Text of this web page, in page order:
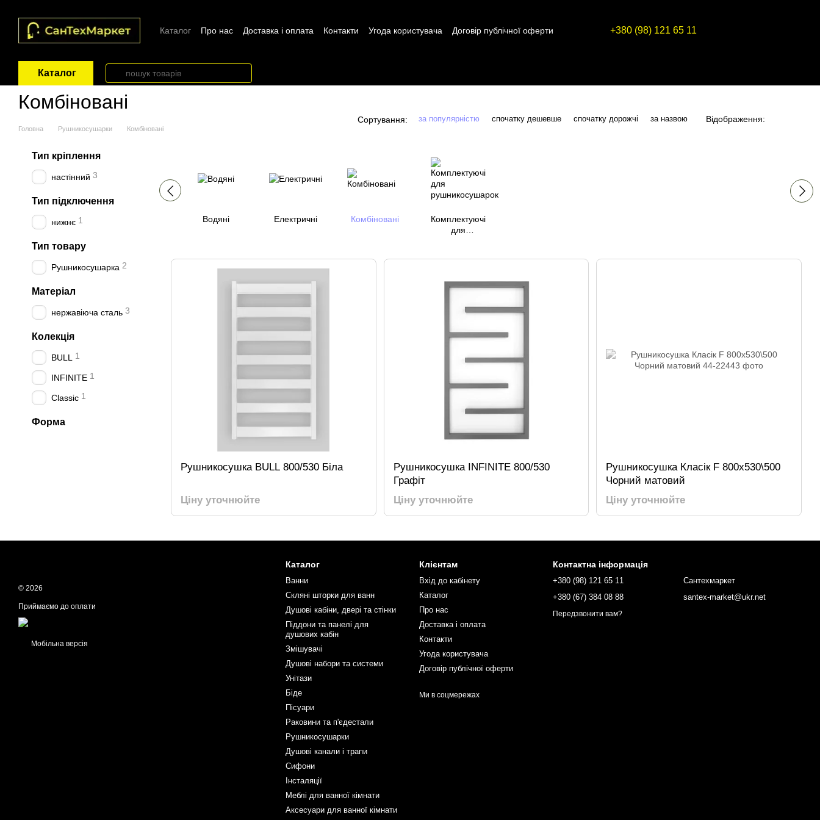
Каталог Про нас Доставка і оплата Контакти Угода користувача Договір публічної оферти +380 (98) 121 65 11
Каталог
Комбіновані
Головна Рушникосушарки Комбіновані
Сортування: за популярністю спочатку дешевше спочатку дорожчі за назвою Відображення:
Водяні Електричні Комбіновані
Комплектуючі
для
Рушникосушка BULL 800/530 Біла
Ціну уточнюйте
Рушникосушка INFINITE 800/530
Графіт
Ціну уточнюйте
Рушникосушка Класік F 800х530\500
Чорний матовий
Ціну уточнюйте
Тип кріплення
настінний 3
Тип підключення
нижнє 1
Тип товару
Рушникосушарка 2
Матеріал
нержавіюча сталь 3
Колекція
BULL 1
INFINITE 1
Classic 1
Форма
© 2026
Приймаємо до оплати
Мобільна версія
Каталог
Ванни
Скляні шторки для ванн
Душові кабіни, двері та стінки
Піддони та панелі для
душових кабін
Змішувачі
Душові набори та системи
Унітази
Біде
Пісуари
Раковини та п'єдестали
Рушникосушарки
Душові канали і трапи
Сифони
Інсталяції
Меблі для ванної кімнати
Аксесуари для ванної кімнати
Клієнтам
Вхід до кабінету
Каталог
Про нас
Доставка і оплата
Контакти
Угода користувача
Договір публічної оферти
Ми в соцмережах
Контактна інформація
+380 (98) 121 65 11
+380 (67) 384 08 88
Передзвонити вам?
Сантехмаркет
santex-market@ukr.net